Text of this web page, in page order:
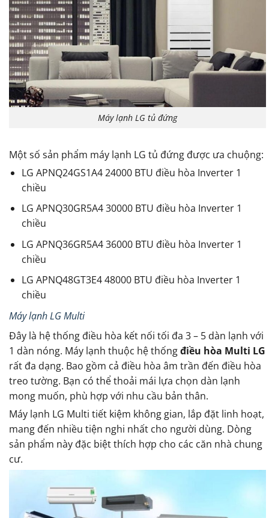
Máy lạnh LG tủ đứng
Một số sản phẩm máy lạnh LG tủ đứng được ưa chuộng:
LG APNQ24GS1A4 24000 BTU điều hòa Inverter 1
chiều
LG APNQ30GR5A4 30000 BTU điều hòa Inverter 1
chiều
LG APNQ36GR5A4 36000 BTU điều hòa Inverter 1
chiều
LG APNQ48GT3E4 48000 BTU điều hòa Inverter 1
chiều
Máy lạnh LG Multi
Đây là hệ thống điều hòa kết nối tối đa 3 – 5 dàn lạnh với
1 dàn nóng. Máy lạnh thuộc hệ thốngđiều hòa Multi LG
rất đa dạng. Bao gồm cả điều hòa âm trần đến điều hòa
treo tường. Bạn có thể thoải mái lựa chọn dàn lạnh
mong muốn, phù hợp với nhu cầu bản thân.
Máy lạnh LG Multi tiết kiệm không gian, lắp đặt linh hoạt,
mang đến nhiều tiện nghi nhất cho người dùng. Dòng
sản phẩm này đặc biệt thích hợp cho các căn nhà chung
cư.